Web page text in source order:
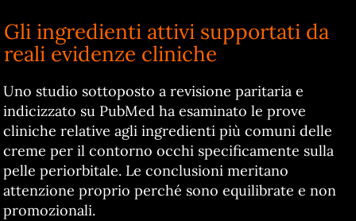
Gli ingredienti attivi supportati da
reali evidenze cliniche
Uno studio sottoposto a revisione paritaria e
indicizzato su PubMed ha esaminato le prove
cliniche relative agli ingredienti più comuni delle
creme per il contorno occhi specificamente sulla
pelle periorbitale. Le conclusioni meritano
attenzione proprio perché sono equilibrate e non
promozionali.